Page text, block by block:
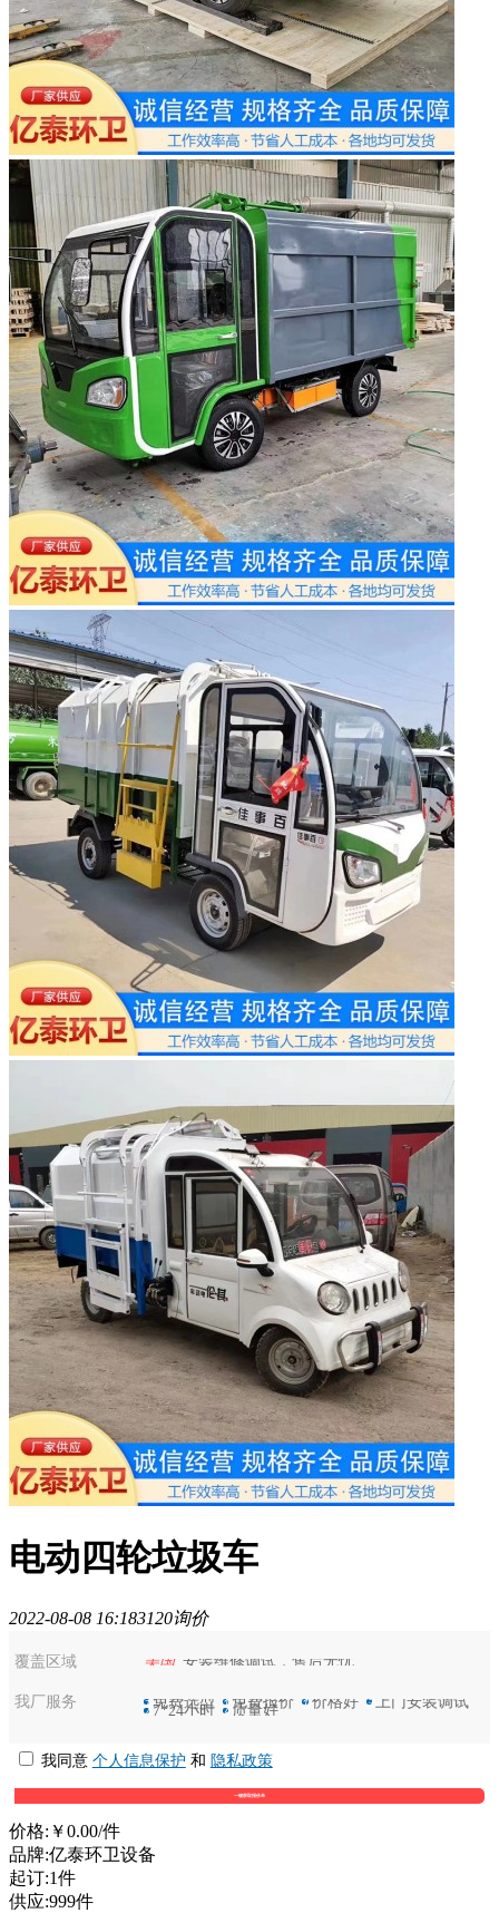
电动四轮垃圾车
2022-08-08 16:183120询价
覆盖区域 美国 安装维修调试，售后无忧
我厂服务 选免费选型 保免费报价 优价格好 装上门安装调试
7 7*24小时 好质量好
我同意 个人信息保护 和 隐私政策
价格: ￥0.00/件
品牌:亿泰环卫设备
起订:1件
供应:999件